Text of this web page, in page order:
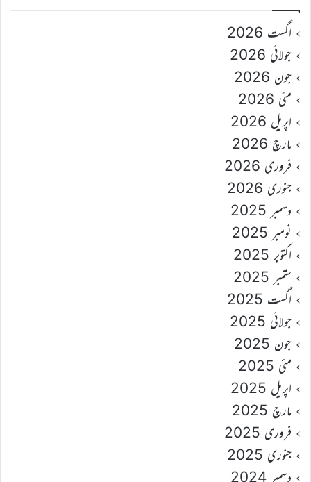
اگست 2026
جولائی 2026
جون 2026
مئی 2026
اپریل 2026
مارچ 2026
فروری 2026
جنوری 2026
دسمبر 2025
نومبر 2025
اکتوبر 2025
ستمبر 2025
اگست 2025
جولائی 2025
جون 2025
مئی 2025
اپریل 2025
مارچ 2025
فروری 2025
جنوری 2025
دسمبر 2024